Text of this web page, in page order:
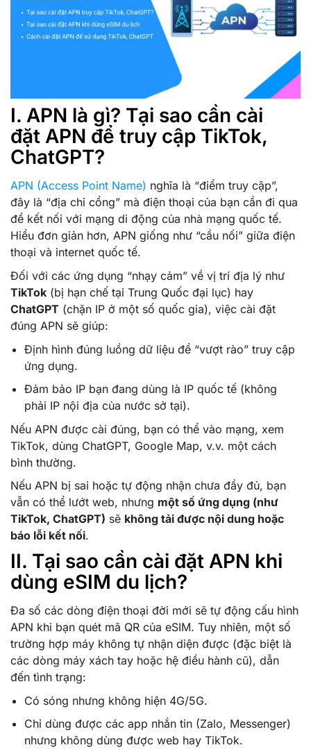
I. APN là gì? Tại sao cần cài
đặt APN để truy cập TikTok,
ChatGPT?
APN (Access Point Name) nghĩa là “điểm truy cập”,
đây là “địa chỉ cổng” mà điện thoại của bạn cần đi qua
để kết nối với mạng di động của nhà mạng quốc tế.
Hiểu đơn giản hơn, APN giống như “cầu nối” giữa điện
thoại và internet quốc tế.
Đối với các ứng dụng “nhạy cảm” về vị trí địa lý như
TikTok (bị hạn chế tại Trung Quốc đại lục) hay
ChatGPT (chặn IP ở một số quốc gia), việc cài đặt
đúng APN sẽ giúp:
Định hình đúng luồng dữ liệu để “vượt rào” truy cập
ứng dụng.
Đảm bảo IP bạn đang dùng là IP quốc tế (không
phải IP nội địa của nước sở tại).
Nếu APN được cài đúng, bạn có thể vào mạng, xem
TikTok, dùng ChatGPT, Google Map, v.v. một cách
bình thường.
Nếu APN bị sai hoặc tự động nhận chưa đầy đủ, bạn
vẫn có thể lướt web, nhưng một số ứng dụng (như
TikTok, ChatGPT) sẽ không tải được nội dung hoặc
báo lỗi kết nối.
II. Tại sao cần cài đặt APN khi
dùng eSIM du lịch?
Đa số các dòng điện thoại đời mới sẽ tự động cấu hình
APN khi bạn quét mã QR của eSIM. Tuy nhiên, một số
trường hợp máy không tự nhận diện được (đặc biệt là
các dòng máy xách tay hoặc hệ điều hành cũ), dẫn
đến tình trạng:
Có sóng nhưng không hiện 4G/5G.
Chỉ dùng được các app nhắn tin (Zalo, Messenger)
nhưng không dùng được web hay TikTok.